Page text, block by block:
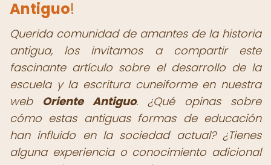
Antiguo!
Querida comunidad de amantes de la historia
antigua, los invitamos a compartir este
fascinante artículo sobre el desarrollo de la
escuela y la escritura cuneiforme en nuestra
web Oriente Antiguo. ¿Qué opinas sobre
cómo estas antiguas formas de educación
han influido en la sociedad actual? ¿Tienes
alguna experiencia o conocimiento adicional